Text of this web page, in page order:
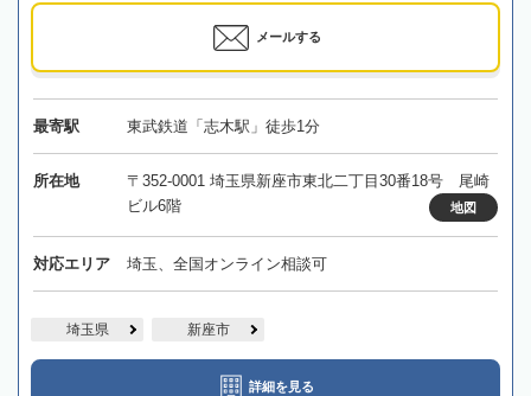
メールする
最寄駅 東武鉄道「志木駅」徒歩1分
所在地
〒352-0001 埼玉県新座市東北二丁目30番18号 尾崎
ビル6階
地図
対応エリア 埼玉、全国オンライン相談可
埼玉県 新座市
詳細を見る